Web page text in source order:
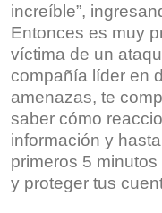
increíble”,
Entonces es muy
víctima de un
compañía líder en
amenazas, te
saber cómo
información y
primeros 5
y proteger tus